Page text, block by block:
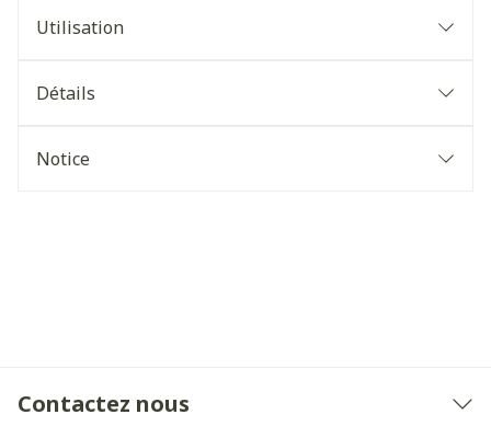
Utilisation
Détails
Notice
Contactez nous